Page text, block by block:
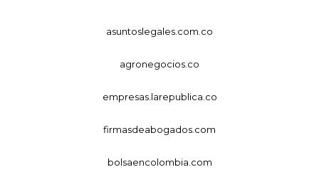
asuntoslegales.com.co
agronegocios.co
empresas.larepublica.co
firmasdeabogados.com
bolsaencolombia.com